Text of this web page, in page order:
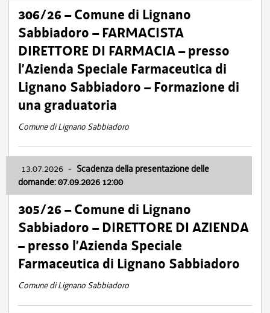
306/26 – Comune di Lignano
Sabbiadoro – FARMACISTA
DIRETTORE DI FARMACIA – presso
l’Azienda Speciale Farmaceutica di
Lignano Sabbiadoro – Formazione di
una graduatoria
Comune di Lignano Sabbiadoro
13.07.2026 - Scadenza della presentazione delle
domande: 07.09.2026 12:00
305/26 – Comune di Lignano
Sabbiadoro – DIRETTORE DI AZIENDA
– presso l’Azienda Speciale
Farmaceutica di Lignano Sabbiadoro
Comune di Lignano Sabbiadoro